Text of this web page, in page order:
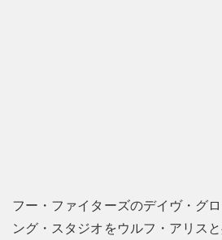
フー・ファイターズのデイヴ・グ
ング・スタジオをウルフ・アリス